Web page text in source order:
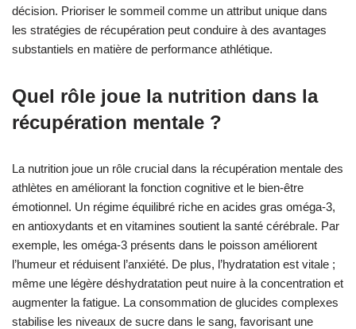
décision. Prioriser le sommeil comme un attribut unique dans
les stratégies de récupération peut conduire à des avantages
substantiels en matière de performance athlétique.
Quel rôle joue la nutrition dans la
récupération mentale ?
La nutrition joue un rôle crucial dans la récupération mentale des
athlètes en améliorant la fonction cognitive et le bien-être
émotionnel. Un régime équilibré riche en acides gras oméga-3,
en antioxydants et en vitamines soutient la santé cérébrale. Par
exemple, les oméga-3 présents dans le poisson améliorent
l’humeur et réduisent l’anxiété. De plus, l’hydratation est vitale ;
même une légère déshydratation peut nuire à la concentration et
augmenter la fatigue. La consommation de glucides complexes
stabilise les niveaux de sucre dans le sang, favorisant une